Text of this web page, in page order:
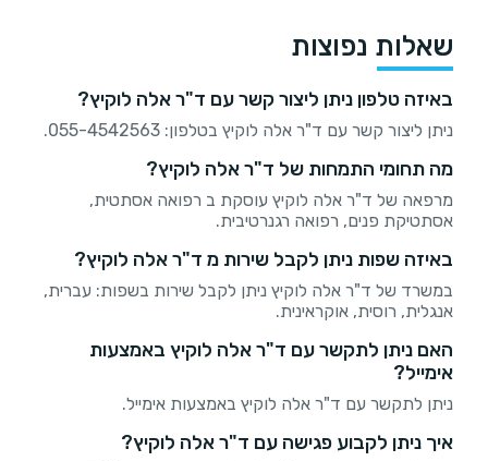
שאלות נפוצות
באיזה טלפון ניתן ליצור קשר עם ד"ר אלה לוקיץ?
ניתן ליצור קשר עם ד"ר אלה לוקיץ בטלפון: 055-4542563.
מה תחומי התמחות של ד"ר אלה לוקיץ?
מרפאה של ד"ר אלה לוקיץ עוסקת ב רפואה אסתטית,
אסתטיקת פנים, רפואה רגנרטיבית.
באיזה שפות ניתן לקבל שירות מ ד"ר אלה לוקיץ?
במשרד של ד"ר אלה לוקיץ ניתן לקבל שירות בשפות: עברית,
אנגלית, רוסית, אוקראינית.
האם ניתן לתקשר עם ד"ר אלה לוקיץ באמצעות
אימייל?
ניתן לתקשר עם ד"ר אלה לוקיץ באמצעות אימייל.
איך ניתן לקבוע פגישה עם ד"ר אלה לוקיץ?